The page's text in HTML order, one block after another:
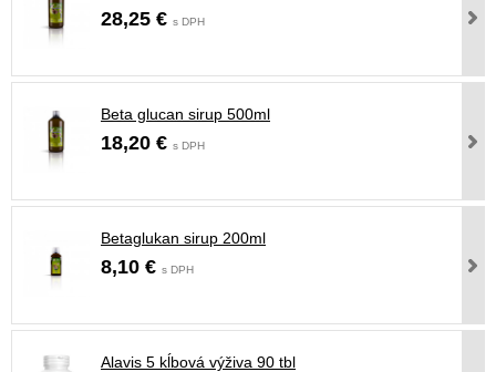
28,25 € s DPH
Beta glucan sirup 500ml
18,20 € s DPH
Betaglukan sirup 200ml
8,10 € s DPH
Alavis 5 kĺbová výživa 90 tbl